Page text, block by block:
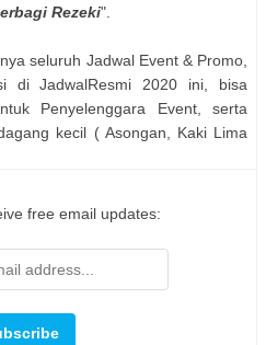
Rezeki".
seluruh Jadwal Event & Promo,
di JadwalResmi 2020 ini, bisa
Penyelenggara Event, serta
kecil ( Asongan, Kaki Lima
free email updates: